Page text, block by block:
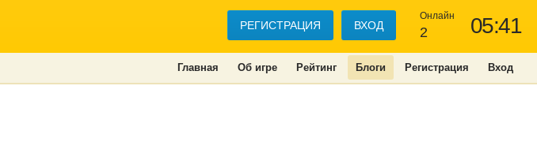
05:41
Онлайн
2
РЕГИСТРАЦИЯ ВХОД
Главная Об игре Рейтинг Блоги Регистрация Вход